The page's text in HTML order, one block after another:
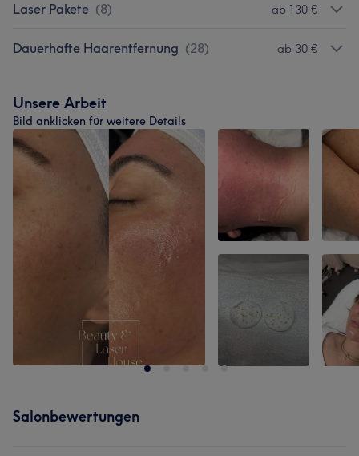
Laser Pakete (8) ab 130 €
Dauerhafte Haarentfernung (28) ab 30 €
Unsere Arbeit
Bild anklicken für weitere Details
Salonbewertungen